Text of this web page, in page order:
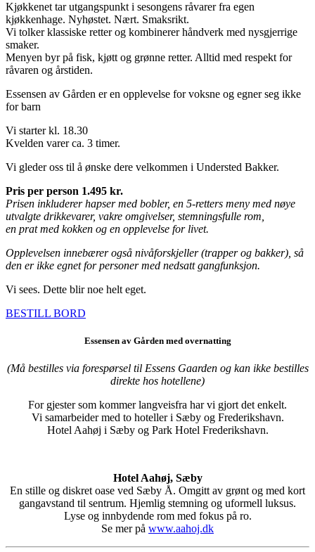
Kjøkkenet tar utgangspunkt i sesongens råvarer fra egen
kjøkkenhage. Nyhøstet. Nært. Smaksrikt.
Vi tolker klassiske retter og kombinerer håndverk med nysgjerrige
smaker.
Menyen byr på fisk, kjøtt og grønne retter. Alltid med respekt for
råvaren og årstiden.
Essensen av Gården er en opplevelse for voksne og egner seg ikke
for barn
Vi starter kl. 18.30
Kvelden varer ca. 3 timer.
Vi gleder oss til å ønske dere velkommen i Understed Bakker.
Pris per person 1.495 kr.
Prisen inkluderer hapser med bobler, en 5-retters meny med nøye
utvalgte drikkevarer, vakre omgivelser, stemningsfulle rom,
en prat med kokken og en opplevelse for livet.
Opplevelsen innebærer også nivåforskjeller (trapper og bakker), så
den er ikke egnet for personer med nedsatt gangfunksjon.
Vi sees. Dette blir noe helt eget.
BESTILL BORD
Essensen av Gården med overnatting
(Må bestilles via forespørsel til Essens Gaarden og kan ikke bestilles
direkte hos hotellene)
For gjester som kommer langveisfra har vi gjort det enkelt.
Vi samarbeider med to hoteller i Sæby og Frederikshavn.
Hotel Aahøj i Sæby og Park Hotel Frederikshavn.
Hotel Aahøj, Sæby
En stille og diskret oase ved Sæby Å. Omgitt av grønt og med kort
gangavstand til sentrum. Hjemlig stemning og uformell luksus.
Lyse og innbydende rom med fokus på ro.
Se mer på www.aahoj.dk